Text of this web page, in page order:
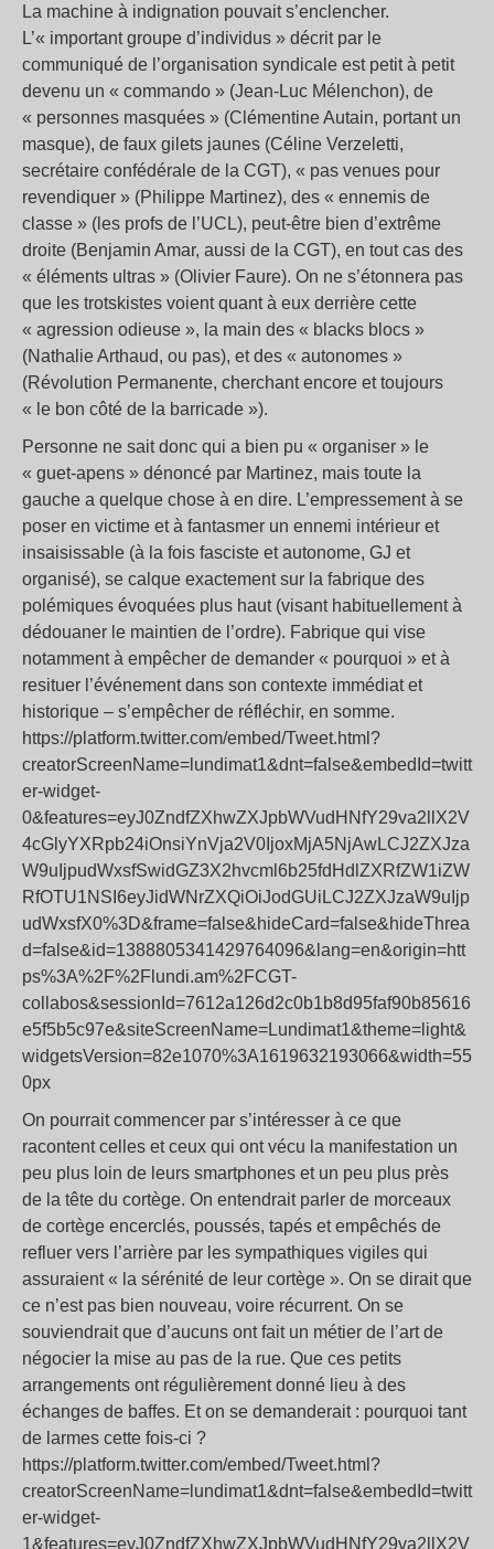
La machine à indignation pouvait s’enclencher.
L’« important groupe d’individus » décrit par le
communiqué de l’organisation syndicale est petit à petit
devenu un « commando » (Jean-Luc Mélenchon), de
« personnes masquées » (Clémentine Autain, portant un
masque), de faux gilets jaunes (Céline Verzeletti,
secrétaire confédérale de la CGT), « pas venues pour
revendiquer » (Philippe Martinez), des « ennemis de
classe » (les profs de l’UCL), peut-être bien d’extrême
droite (Benjamin Amar, aussi de la CGT), en tout cas des
« éléments ultras » (Olivier Faure). On ne s’étonnera pas
que les trotskistes voient quant à eux derrière cette
« agression odieuse », la main des « blacks blocs »
(Nathalie Arthaud, ou pas), et des « autonomes »
(Révolution Permanente, cherchant encore et toujours
« le bon côté de la barricade »).
Personne ne sait donc qui a bien pu « organiser » le
« guet-apens » dénoncé par Martinez, mais toute la
gauche a quelque chose à en dire. L’empressement à se
poser en victime et à fantasmer un ennemi intérieur et
insaisissable (à la fois fasciste et autonome, GJ et
organisé), se calque exactement sur la fabrique des
polémiques évoquées plus haut (visant habituellement à
dédouaner le maintien de l’ordre). Fabrique qui vise
notamment à empêcher de demander « pourquoi » et à
resituer l’événement dans son contexte immédiat et
historique – s’empêcher de réfléchir, en somme.
https://platform.twitter.com/embed/Tweet.html?
creatorScreenName=lundimat1&dnt=false&embedId=twitt
er-widget-
0&features=eyJ0ZndfZXhwZXJpbWVudHNfY29va2llX2V
4cGlyYXRpb24iOnsiYnVja2V0IjoxMjA5NjAwLCJ2ZXJza
W9uIjpudWxsfSwidGZ3X2hvcml6b25fdHdlZXRfZW1iZW
RfOTU1NSI6eyJidWNrZXQiOiJodGUiLCJ2ZXJzaW9uIjp
udWxsfX0%3D&frame=false&hideCard=false&hideThrea
d=false&id=1388805341429764096&lang=en&origin=htt
ps%3A%2F%2Flundi.am%2FCGT-
collabos&sessionId=7612a126d2c0b1b8d95faf90b85616
e5f5b5c97e&siteScreenName=Lundimat1&theme=light&
widgetsVersion=82e1070%3A1619632193066&width=55
0px
On pourrait commencer par s’intéresser à ce que
racontent celles et ceux qui ont vécu la manifestation un
peu plus loin de leurs smartphones et un peu plus près
de la tête du cortège. On entendrait parler de morceaux
de cortège encerclés, poussés, tapés et empêchés de
refluer vers l’arrière par les sympathiques vigiles qui
assuraient « la sérénité de leur cortège ». On se dirait que
ce n’est pas bien nouveau, voire récurrent. On se
souviendrait que d’aucuns ont fait un métier de l’art de
négocier la mise au pas de la rue. Que ces petits
arrangements ont régulièrement donné lieu à des
échanges de baffes. Et on se demanderait : pourquoi tant
de larmes cette fois-ci ?
https://platform.twitter.com/embed/Tweet.html?
creatorScreenName=lundimat1&dnt=false&embedId=twitt
er-widget-
1&features=eyJ0ZndfZXhwZXJpbWVudHNfY29va2llX2V